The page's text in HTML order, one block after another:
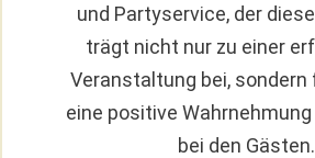
und Partyservice, der
trägt nicht nur zu einer
Veranstaltung bei, sondern
eine positive
bei den Gästen.